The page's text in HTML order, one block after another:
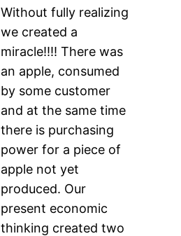
Without fully realizing
we created a
miracle!!!! There was
an apple, consumed
by some customer
and at the same time
there is purchasing
power for a piece of
apple not yet
produced. Our
present economic
thinking created two